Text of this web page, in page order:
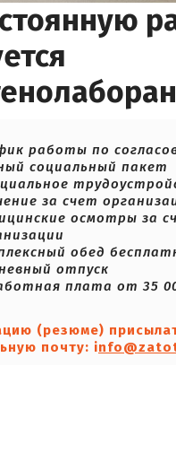
работы по
социальный пакет
за счет
осмотры за
обед
отпуск
плата от 35
(резюме)
почту: i